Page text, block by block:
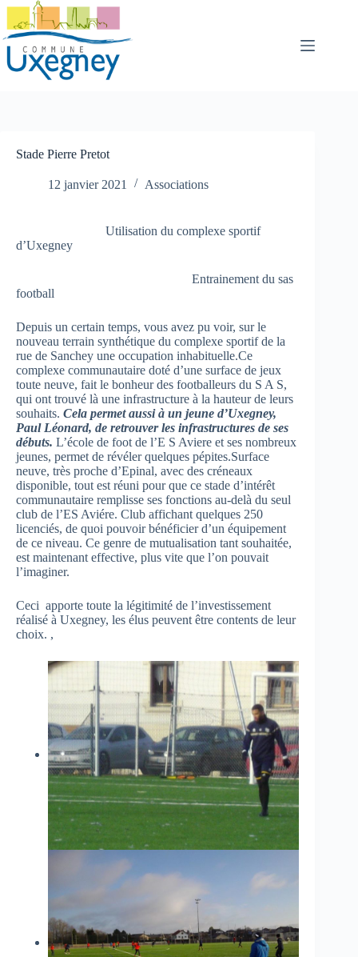
Passer
contenu
Stade Pierre Pretot
12 janvier 2021 Associations
Utilisation du complexe sportif
d’Uxegney
Entrainement du sas
football
Depuis un certain temps, vous avez pu voir, sur le
nouveau terrain synthétique du complexe sportif de la
rue de Sanchey une occupation inhabituelle.Ce
complexe communautaire doté d’une surface de jeux
toute neuve, fait le bonheur des footballeurs du S A S,
qui ont trouvé là une infrastructure à la hauteur de leurs
souhaits. Cela permet aussi à un jeune d’Uxegney,
Paul Léonard, de retrouver les infrastructures de ses
débuts. L’école de foot de l’E S Aviere et ses nombreux
jeunes, permet de révéler quelques pépites.Surface
neuve, très proche d’Epinal, avec des créneaux
disponible, tout est réuni pour que ce stade d’intérêt
communautaire remplisse ses fonctions au-delà du seul
club de l’ES Aviére. Club affichant quelques 250
licenciés, de quoi pouvoir bénéficier d’un équipement
de ce niveau. Ce genre de mutualisation tant souhaitée,
est maintenant effective, plus vite que l’on pouvait
l’imaginer.
Ceci apporte toute la légitimité de l’investissement
réalisé à Uxegney, les élus peuvent être contents de leur
choix. ,